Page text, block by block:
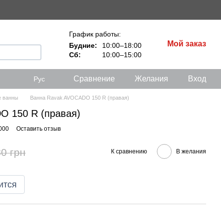
График работы:
Будние:
10:00–18:00
Сб:
10:00–15:00
Мой заказ
Рус Сравнение Желания Вход
ванны Ванна Ravak AVOCADO 150 R (правая)
150 R (правая)
Оставить отзыв
грн К сравнению В желания